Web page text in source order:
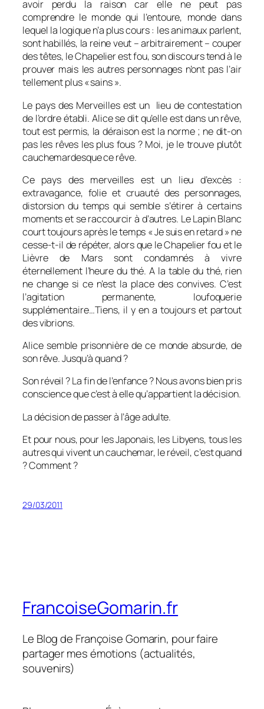
avoir perdu la raison car elle ne peut pas
comprendre le monde qui l’entoure, monde dans
lequel la logique n’a plus cours : les animaux parlent,
sont habillés, la reine veut – arbitrairement – couper
des têtes, le Chapelier est fou, son discours tend à le
prouver mais les autres personnages n’ont pas l’air
tellement plus « sains ».
Le pays des Merveilles est un lieu de contestation
de l’ordre établi. Alice se dit qu’elle est dans un rêve,
tout est permis, la déraison est la norme ; ne dit-on
pas les rêves les plus fous ? Moi, je le trouve plutôt
cauchemardesque ce rêve.
Ce pays des merveilles est un lieu d’excès :
extravagance, folie et cruauté des personnages,
distorsion du temps qui semble s’étirer à certains
moments et se raccourcir à d’autres. Le Lapin Blanc
court toujours après le temps « Je suis en retard » ne
cesse-t-il de répéter, alors que le Chapelier fou et le
Lièvre de Mars sont condamnés à vivre
éternellement l’heure du thé. A la table du thé, rien
ne change si ce n’est la place des convives. C’est
l’agitation permanente, loufoquerie
supplémentaire…Tiens, il y en a toujours et partout
des vibrions.
Alice semble prisonnière de ce monde absurde, de
son rêve. Jusqu’à quand ?
Son réveil ? La fin de l’enfance ? Nous avons bien pris
conscience que c’est à elle qu’appartient la décision.
La décision de passer à l’âge adulte.
Et pour nous, pour les Japonais, les Libyens, tous les
autres qui vivent un cauchemar, le réveil, c’est quand
? Comment ?
29/03/2011
FrancoiseGomarin.fr
Le Blog de Françoise Gomarin, pour faire
partager mes émotions (actualités,
souvenirs)